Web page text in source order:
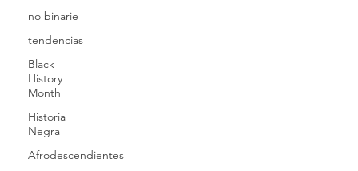
no binarie
tendencias
Black
History
Month
Historia
Negra
Afrodescendientes